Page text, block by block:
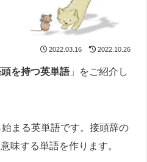
2022.03.16 2022.10.26
頭を持つ英単語」をご紹介し
始まる英単語です。接頭辞の
意味する単語を作ります。